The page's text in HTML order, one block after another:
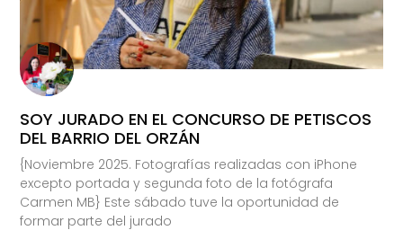
SOY JURADO EN EL CONCURSO DE PETISCOS
DEL BARRIO DEL ORZÁN
{Noviembre 2025. Fotografías realizadas con iPhone
excepto portada y segunda foto de la fotógrafa
Carmen MB} Este sábado tuve la oportunidad de
formar parte del jurado